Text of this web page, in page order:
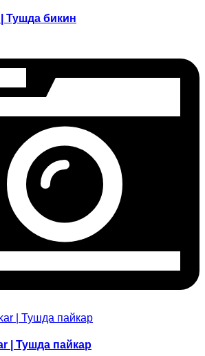
Тушда бикин
| Тушда пайкар